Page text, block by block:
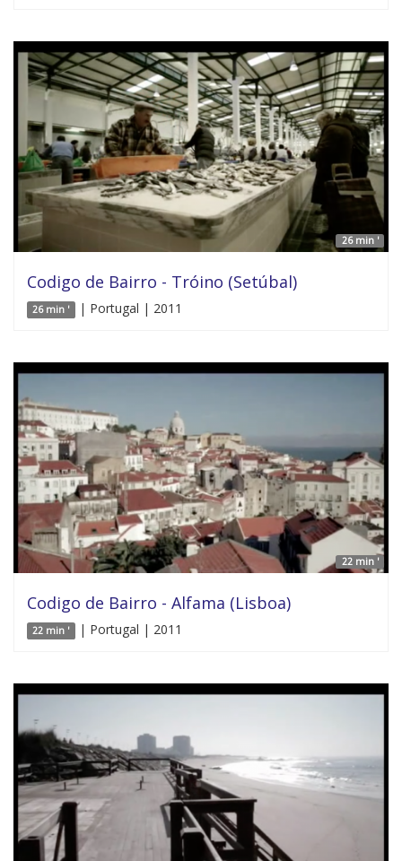
26 min '
Codigo de Bairro - Tróino (Setúbal)
26 min ' | Portugal | 2011
22 min '
Codigo de Bairro - Alfama (Lisboa)
22 min ' | Portugal | 2011